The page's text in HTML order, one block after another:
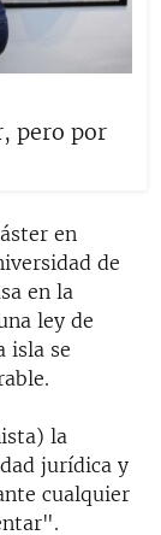
pero por
en
de
en la
ley de
isla se
la
jurídica y
cualquier